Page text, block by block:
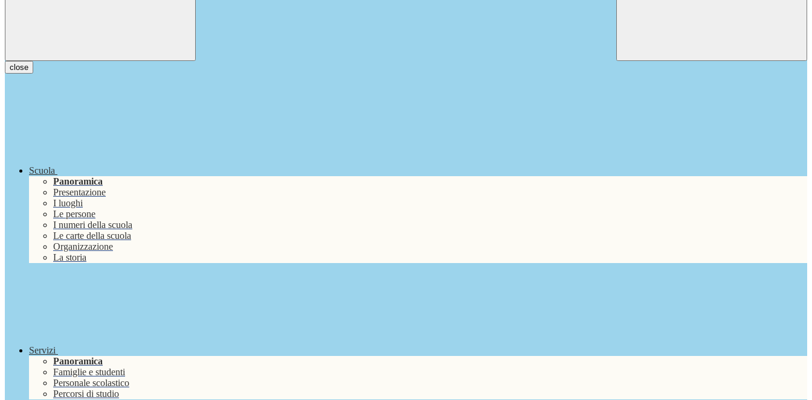
close
Scuola
Panoramica
Presentazione
I luoghi
Le persone
I numeri della scuola
Le carte della scuola
Organizzazione
La storia
Servizi
Panoramica
Famiglie e studenti
Personale scolastico
Percorsi di studio